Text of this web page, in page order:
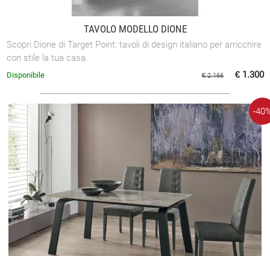
TAVOLO MODELLO DIONE
Scopri Dione di Target Point: tavoli di design italiano per arricchire
con stile la tua casa.
€ 2.166 € 1.300
Disponibile
-